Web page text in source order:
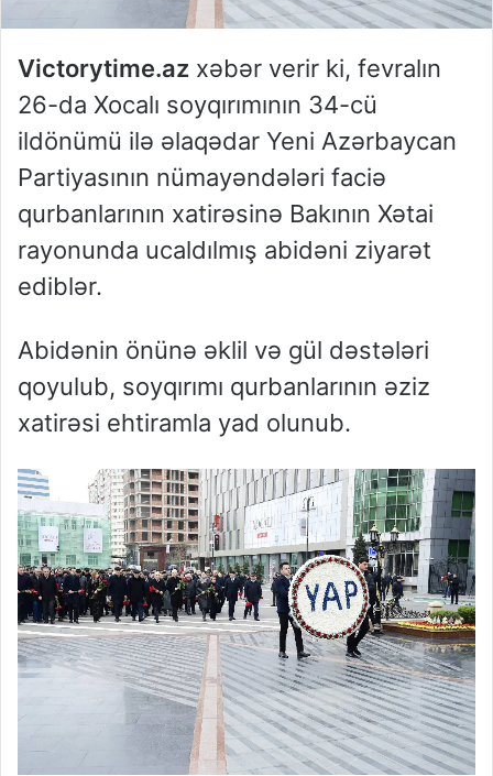
Victorytime.az xəbər verir ki, fevralın
26-da Xocalı soyqırımının 34-cü
ildönümü ilə əlaqədar Yeni Azərbaycan
Partiyasının nümayəndələri faciə
qurbanlarının xatirəsinə Bakının Xətai
rayonunda ucaldılmış abidəni ziyarət
ediblər.
Abidənin önünə əklil və gül dəstələri
qoyulub, soyqırımı qurbanlarının əziz
xatirəsi ehtiramla yad olunub.